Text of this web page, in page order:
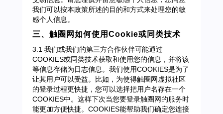
我们可以按本政策所述的目的和方式来处理您的敏
感个人信息。
三、触圈网如何使用Cookie或同类技术
3.1 我们或我们的第三方合作伙伴可能通过
COOKIES或同类技术获取和使用您的信息，并将该
等信息存储为日志信息。我们使用COOKIES是为了
让其用户可以受益。比如，为使得触圈网虚拟社区
的登录过程更快捷，您可以选择把用户名存在一个
COOKIES中。这样下次当您要登录触圈网的服务时
能更加方便快捷。COOKIES能帮助我们确定您连接